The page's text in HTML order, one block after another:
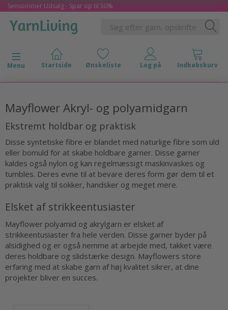
Sensommer Udsalg - Spar op til 50%
Skifte navigation
Menu
Mayflower Akryl- og polyamidgarn
Ekstremt holdbar og praktisk
Disse syntetiske fibre er blandet med naturlige fibre som uld
eller bomuld for at skabe holdbare garner. Disse garner
kaldes også nylon og kan regelmæssigt maskinvaskes og
tumbles. Deres evne til at bevare deres form gør dem til et
praktisk valg til sokker, handsker og meget mere.
Elsket af strikkeentusiaster
Mayflower polyamid og akrylgarn er elsket af
strikkeentusiaster fra hele verden. Disse garner byder på
alsidighed og er også nemme at arbejde med, takket være
deres holdbare og slidstærke design. Mayflowers store
erfaring med at skabe garn af høj kvalitet sikrer, at dine
projekter bliver en succes.